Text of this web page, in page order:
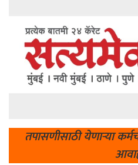
तपासणीसाठी येणाऱ्या